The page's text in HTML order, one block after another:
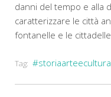
danni del tempo e alla
caratterizzare le città
fontanelle e le
In
Tag: #storiaarteecultura